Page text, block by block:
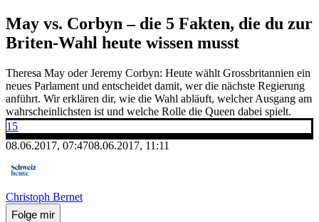
May vs. Corbyn – die 5 Fakten, die du zur
Briten-Wahl heute wissen musst
Theresa May oder Jeremy Corbyn: Heute wählt Grossbritannien ein
neues Parlament und entscheidet damit, wer die nächste Regierung
anführt. Wir erklären dir, wie die Wahl abläuft, welcher Ausgang am
wahrscheinlichsten ist und welche Rolle die Queen dabei spielt.
15
08.06.2017, 07:4708.06.2017, 11:11
Christoph Bernet
Folge mir